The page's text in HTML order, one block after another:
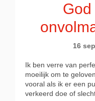
16
Ik ben verre van
moeilijk om te
vooral als ik er een
verkeerd doe of